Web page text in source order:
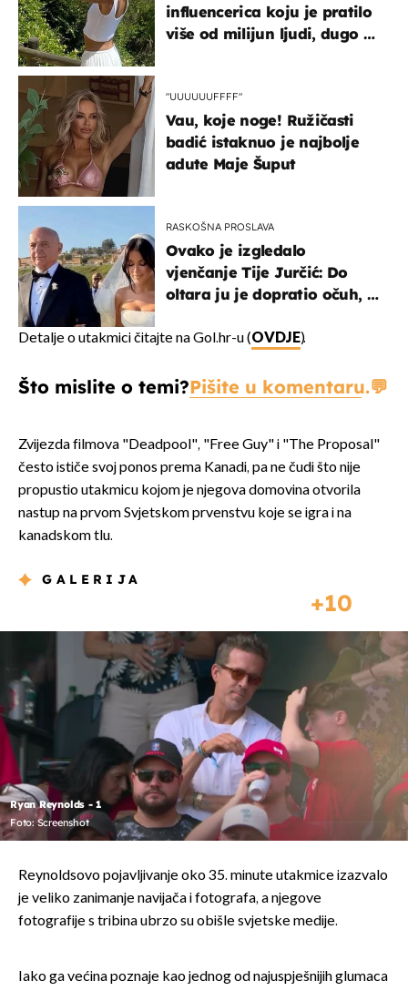
influencerica koju je pratilo
više od milijun ljudi, dugo se
"UUUUUUFFFF"
Vau, koje noge! Ružičasti
badić istaknuo je najbolje
adute Maje Šuput
RASKOŠNA PROSLAVA
Ovako je izgledalo
vjenčanje Tije Jurčić: Do
oltara ju je dopratio očuh, a
Detalje o utakmici čitajte na Gol.hr-u (OVDJE).
Što mislite o temi?Pišite u komentaru.
Zvijezda filmova "Deadpool", "Free Guy" i "The Proposal"
često ističe svoj ponos prema Kanadi, pa ne čudi što nije
propustio utakmicu kojom je njegova domovina otvorila
nastup na prvom Svjetskom prvenstvu koje se igra i na
kanadskom tlu.
GALERIJA
10
Ryan Reynolds - 1
Foto: Screenshot
Reynoldsovo pojavljivanje oko 35. minute utakmice izazvalo
je veliko zanimanje navijača i fotografa, a njegove
fotografije s tribina ubrzo su obišle svjetske medije.
Iako ga većina poznaje kao jednog od najuspješnijih glumaca